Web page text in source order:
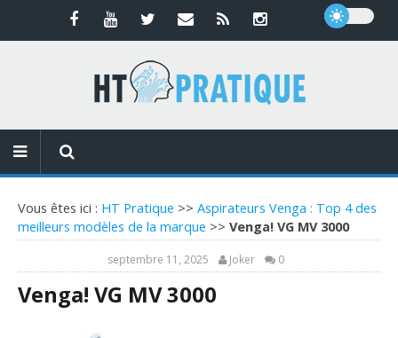
Vous êtes ici : HT Pratique >> Aspirateurs Venga : Top 4 des
meilleurs modèles de la marque >> Venga! VG MV 3000
septembre 11, 2025 Joker 0
Venga! VG MV 3000